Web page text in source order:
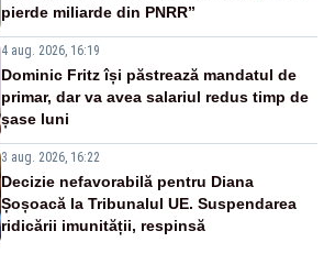
pierde miliarde din PNRR”
4 aug. 2026, 16:19
Dominic Fritz își păstrează mandatul de
primar, dar va avea salariul redus timp de
șase luni
3 aug. 2026, 16:22
Decizie nefavorabilă pentru Diana
Șoșoacă la Tribunalul UE. Suspendarea
ridicării imunității, respinsă